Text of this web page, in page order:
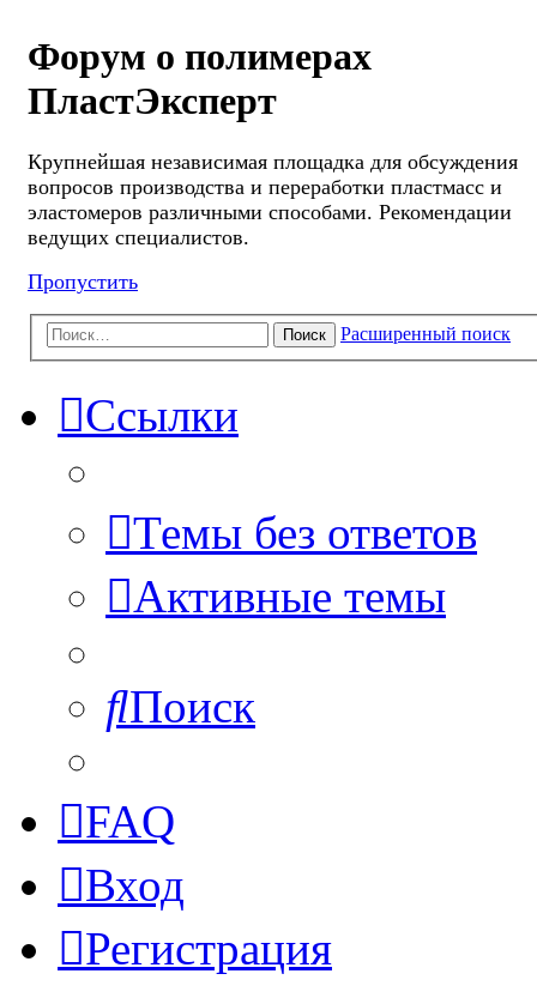
Форум о полимерах
ПластЭксперт
Крупнейшая независимая площадка для обсуждения
вопросов производства и переработки пластмасс и
эластомеров различными способами. Рекомендации
ведущих специалистов.
Пропустить
Поиск Расширенный поиск
Ссылки
Темы без ответов
Активные темы
Поиск
FAQ
Вход
Регистрация